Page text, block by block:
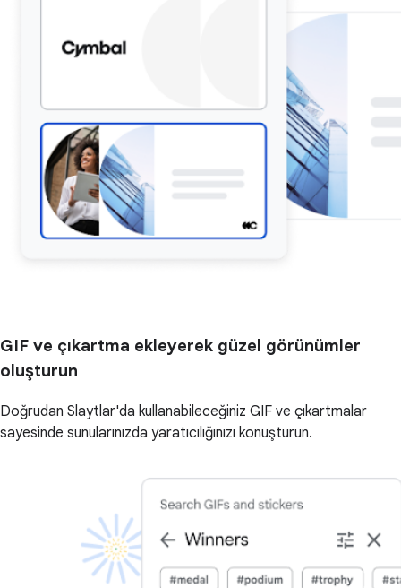
GIF ve çıkartma ekleyerek güzel görünümler
oluşturun
Doğrudan Slaytlar'da kullanabileceğiniz GIF ve çıkartmalar
sayesinde sunularınızda yaratıcılığınızı konuşturun.